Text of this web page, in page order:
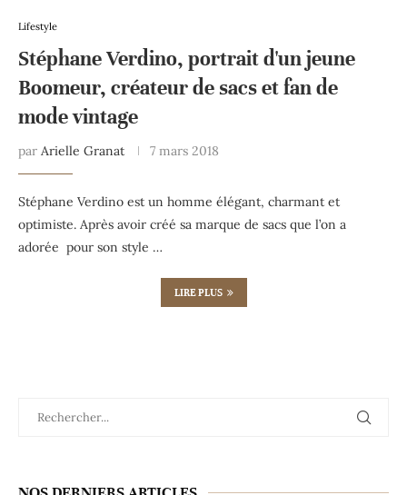
Lifestyle
Stéphane Verdino, portrait d'un jeune
Boomeur, créateur de sacs et fan de
mode vintage
par Arielle Granat 7 mars 2018
Stéphane Verdino est un homme élégant, charmant et
optimiste. Après avoir créé sa marque de sacs que l’on a
adorée pour son style …
LIRE PLUS